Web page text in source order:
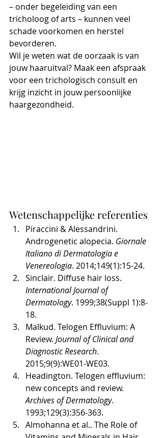
– onder begeleiding van een
tricholoog of arts – kunnen veel
schade voorkomen en herstel
bevorderen.
Wil je weten wat de oorzaak is van
jouw haaruitval? Maak een afspraak
voor een trichologisch consult en
krijg inzicht in jouw persoonlijke
haargezondheid.
Wetenschappelijke referenties
Piraccini & Alessandrini.
Androgenetic alopecia. Giornale
Italiano di Dermatologia e
Venereologia. 2014;149(1):15-24.
Sinclair. Diffuse hair loss.
International Journal of
Dermatology. 1999;38(Suppl 1):8-
18.
Malkud. Telogen Effluvium: A
Review. Journal of Clinical and
Diagnostic Research.
2015;9(9):WE01-WE03.
Headington. Telogen effluvium:
new concepts and review.
Archives of Dermatology.
1993;129(3):356-363.
Almohanna et al.. The Role of